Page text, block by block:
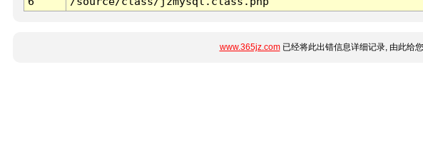
www.365jz.com已经将此出错信息详细记录, 由此给